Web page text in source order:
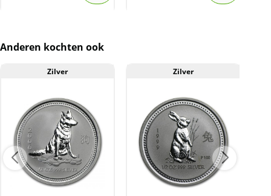
serie. Deze wordt vanaf 2008
uitgegeven. Hiervan hebben wij ook zeer veel
Levering
Elke munt wordt geleverd in een originele
muntcapsule.
Kwaliteit
Doordat de munten in een originele
muntcapsule worden geleverd, zijn de munten
Anderen kochten ook
Zilver Zilver